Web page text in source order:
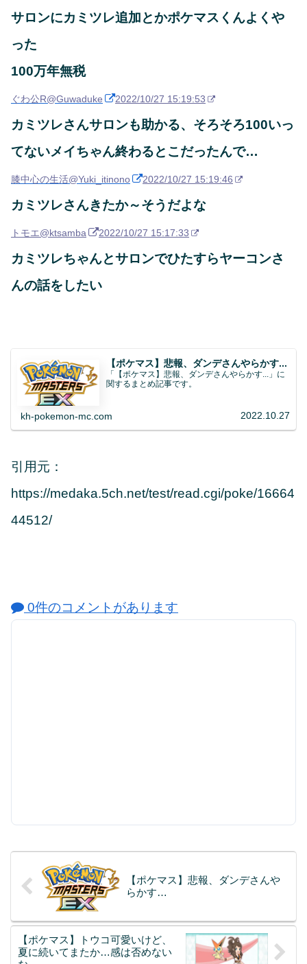
サロンにカミツレ追加とかポケマスくんよくや
った
100万年無税
ぐわ公R@Guwaduke 2022/10/27 15:19:53
カミツレさんサロンも助かる、そろそろ100いっ
てないメイちゃん終わるとこだったんで…
膝中心の生活@Yuki_itinono 2022/10/27 15:19:46
カミツレさんきたか～そうだよな
トモエ@ktsamba 2022/10/27 15:17:33
カミツレちゃんとサロンでひたすらヤーコンさ
んの話をしたい
【ポケマス】悲報、ダンデさんやらかす...
「【ポケマス】悲報、ダンデさんやらかす...」に
関するまとめ記事です。
kh-pokemon-mc.com 2022.10.27
引用元：
https://medaka.5ch.net/test/read.cgi/poke/16664
44512/
0件のコメントがあります
【ポケマス】悲報、ダンデさんや
らかす…
【ポケマス】トウコ可愛いけど、
夏に続いてまたか…感は否めない